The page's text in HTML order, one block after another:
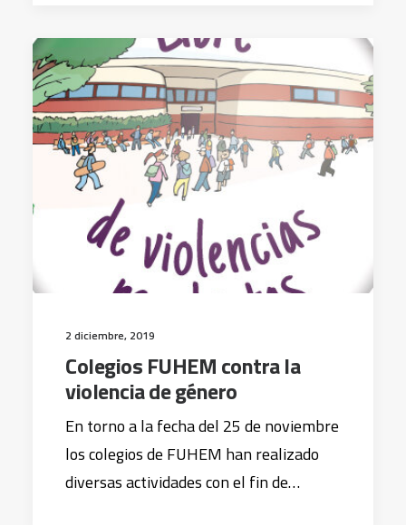
2 diciembre, 2019
Colegios FUHEM contra la
violencia de género
En torno a la fecha del 25 de noviembre
los colegios de FUHEM han realizado
diversas actividades con el fin de…